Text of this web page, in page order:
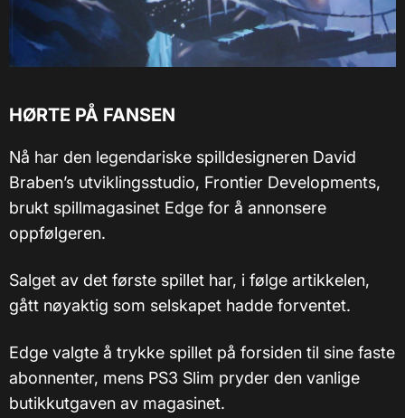
HØRTE PÅ FANSEN
Nå har den legendariske spilldesigneren David
Braben’s utviklingsstudio, Frontier Developments,
brukt spillmagasinet Edge for å annonsere
oppfølgeren.
Salget av det første spillet har, i følge artikkelen,
gått nøyaktig som selskapet hadde forventet.
Edge valgte å trykke spillet på forsiden til sine faste
abonnenter, mens PS3 Slim pryder den vanlige
butikkutgaven av magasinet.